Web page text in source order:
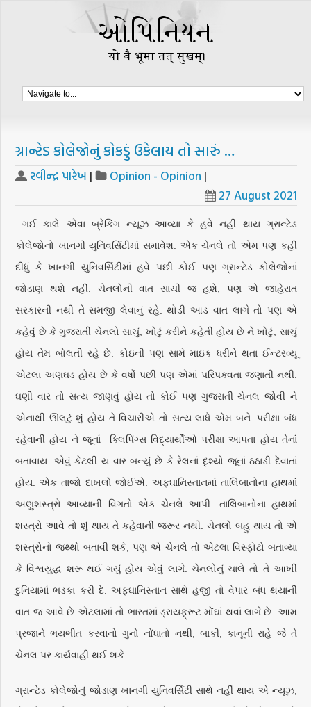
ગ્રાન્ટેડ કોલેજોનું કોકડું ઉકેલાય તો સારું …
રવીન્દ્ર પારેખ | Opinion - Opinion |
27 August 2021
ગઈ કાલે એવા બ્રેકિંગ ન્યૂઝ આવ્યા કે હવે નહીં થાય ગ્રાન્ટેડ
કોલેજોનો ખાનગી યુનિવર્સિટીમાં સમાવેશ. એક ચેનલે તો એમ પણ કહી
દીધું કે ખાનગી યુનિવર્સિટીમાં હવે પછી કોઈ પણ ગ્રાન્ટેડ કોલેજોનાં
જોડાણ થશે નહીં. ચેનલોની વાત સાચી જ હશે, પણ એ જાહેરાત
સરકારની નથી તે સમજી લેવાનું રહે. થોડી આડ વાત લાગે તો પણ એ
કહેવું છે કે ગુજરાતી ચેનલો સાચું, ખોટું કરીને કહેતી હોય છે ને ખોટું, સાચું
હોય તેમ બોલતી રહે છે. કોઇની પણ સામે માઇક ધરીને થતા ઈન્ટરવ્યૂ
એટલા અણઘડ હોય છે કે વર્ષો પછી પણ એમાં પરિપક્વતા જણાતી નથી.
ઘણી વાર તો સત્ય જાણવું હોય તો કોઈ પણ ગુજરાતી ચેનલ જોવી ને
એનાથી ઊલટું શું હોય તે વિચારીએ તો સત્ય લાધે એમ બને. પરીક્ષા બંધ
રહેવાની હોય ને જૂનાં ક્લિપિંગ્સ વિદ્યાર્થીઓ પરીક્ષા આપતા હોય તેનાં
બતાવાય. એવું કેટલી ય વાર બન્યું છે કે રેલનાં દૃશ્યો જૂનાં ઠઠાડી દેવાતાં
હોય. એક તાજો દાખલો જોઈએ. અફઘાનિસ્તાનમાં તાલિબાનોના હાથમાં
અણુશસ્ત્રો આવ્યાની વિગતો એક ચેનલે આપી. તાલિબાનોના હાથમાં
શસ્ત્રો આવે તો શું થાય તે કહેવાની જરૂર નથી. ચેનલો બહુ થાય તો એ
શસ્ત્રોનો જથ્થો બતાવી શકે, પણ એ ચેનલે તો એટલા વિસ્ફોટો બતાવ્યા
કે વિશ્વયુદ્ધ શરૂ થઈ ગયું હોય એવું લાગે. ચેનલોનું ચાલે તો તે આખી
દુનિયામાં ભડકા કરી દે. અફઘાનિસ્તાન સાથે હજી તો વેપાર બંધ થયાની
વાત જ આવે છે એટલામાં તો ભારતમાં ડ્રાયફ્રૂટ મોંઘાં થવાં લાગે છે. આમ
પ્રજાને ભયભીત કરવાનો ગુનો નોંધાતો નથી, બાકી, કાનૂની રાહે જે તે
ચેનલ પર કાર્યવાહી થઈ શકે.
ગ્રાન્ટેડ કોલેજોનું જોડાણ ખાનગી યુનિવર્સિટી સાથે નહીં થાય એ ન્યૂઝ,